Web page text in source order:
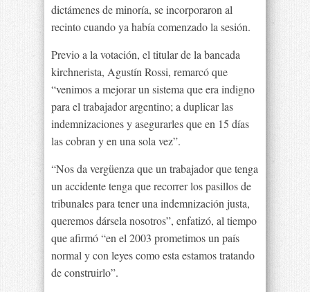
dictámenes de minoría, se incorporaron al
recinto cuando ya había comenzado la sesión.
Previo a la votación, el titular de la bancada
kirchnerista, Agustín Rossi, remarcó que
“venimos a mejorar un sistema que era indigno
para el trabajador argentino; a duplicar las
indemnizaciones y asegurarles que en 15 días
las cobran y en una sola vez”.
“Nos da vergüenza que un trabajador que tenga
un accidente tenga que recorrer los pasillos de
tribunales para tener una indemnización justa,
queremos dársela nosotros”, enfatizó, al tiempo
que afirmó “en el 2003 prometimos un país
normal y con leyes como esta estamos tratando
de construirlo”.